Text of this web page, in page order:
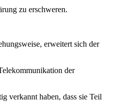
zu erschweren.
erweitert sich der
der
verkannt haben, dass sie Teil